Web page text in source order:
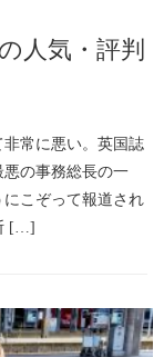
人気・評判
常に悪い。英国誌
の事務総長の一
こぞって報道され
[…]